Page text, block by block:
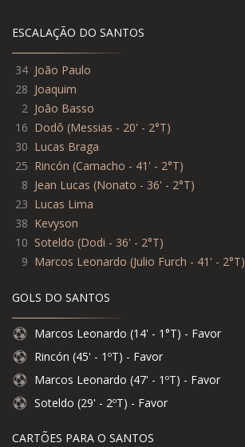
ESCALAÇÃO DO SANTOS
34 João Paulo
28 Joaquim
2 João Basso
16 Dodô (Messias - 20' - 2°T)
30 Lucas Braga
25 Rincón (Camacho - 41' - 2°T)
8 Jean Lucas (Nonato - 36' - 2°T)
23 Lucas Lima
38 Kevyson
10 Soteldo (Dodi - 36' - 2°T)
9 Marcos Leonardo (Julio Furch - 41' - 2°T)
GOLS DO SANTOS
Marcos Leonardo (14' - 1°T) - Favor
Rincón (45' - 1ºT) - Favor
Marcos Leonardo (47' - 1ºT) - Favor
Soteldo (29' - 2ºT) - Favor
CARTÕES PARA O SANTOS